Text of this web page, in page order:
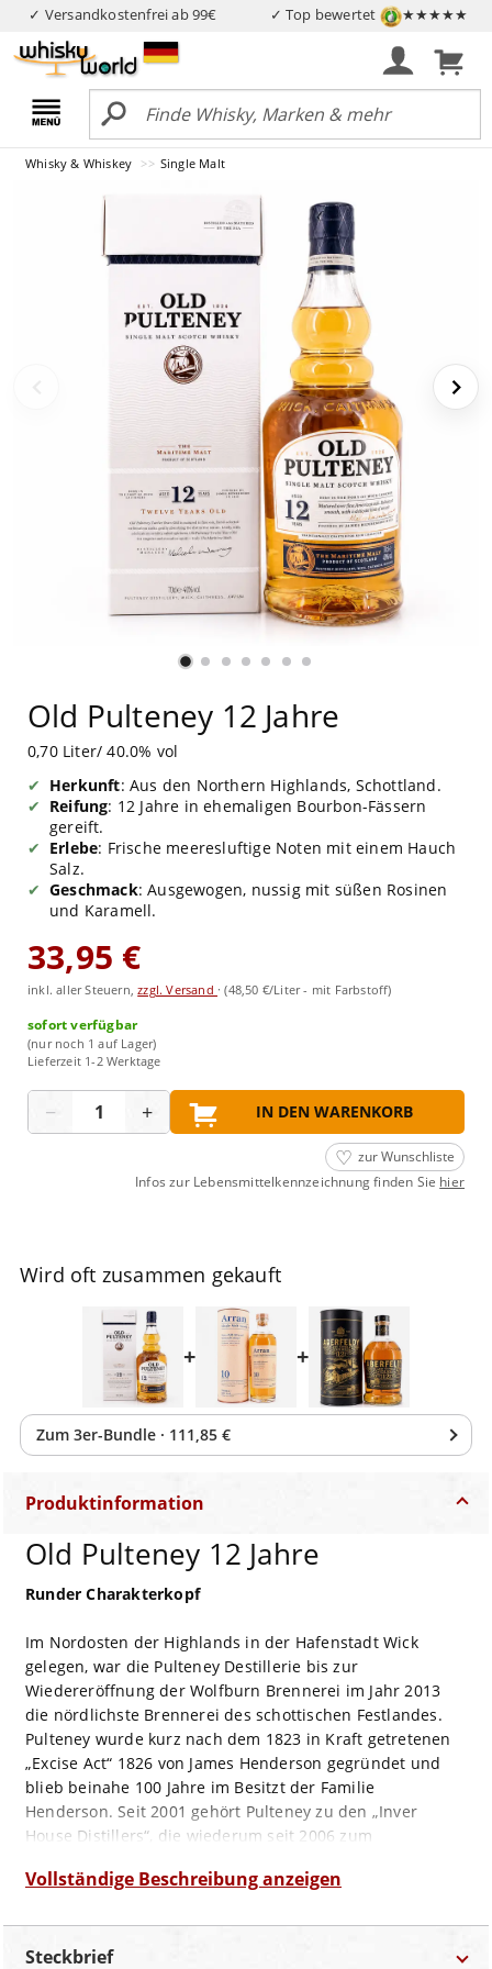
✓ Versandkostenfrei ab 99€ ✓ Top bewertet ★★★★★
Whisky & Whiskey Single Malt
Old Pulteney 12 Jahre
0,70 Liter/ 40.0% vol
Herkunft: Aus den Northern Highlands, Schottland.
Reifung: 12 Jahre in ehemaligen Bourbon-Fässern
gereift.
Erlebe: Frische meeresluftige Noten mit einem Hauch
Salz.
Geschmack: Ausgewogen, nussig mit süßen Rosinen
und Karamell.
33,95 €
inkl. aller Steuern,zzgl. Versand ·(48,50 €/Liter - mit Farbstoff)
sofort verfügbar
(nur noch 1 auf Lager)
Lieferzeit 1-2 Werktage
− + IN DEN WARENKORB
zur Wunschliste
Infos zur Lebensmittelkennzeichnung finden Sie hier
Wird oft zusammen gekauft
+ +
Zum 3er-Bundle · 111,85 €
Produktinformation
Old Pulteney 12 Jahre
Runder Charakterkopf
Im Nordosten der Highlands in der Hafenstadt Wick
gelegen, war die Pulteney Destillerie bis zur
Wiedereröffnung der Wolfburn Brennerei im Jahr 2013
die nördlichste Brennerei des schottischen Festlandes.
Pulteney wurde kurz nach dem 1823 in Kraft getretenen
„Excise Act“ 1826 von James Henderson gegründet und
blieb beinahe 100 Jahre im Besitzt der Familie
Henderson. Seit 2001 gehört Pulteney zu den „Inver
House Distillers“, die wiederum seit 2006 zum
Beverage Holdings“ gehören. Das Meiste des in Pulteney
verschiedene Blends, u.a. den „Ballantine’s“ oder den
„Glentalloch“.
Vollständige Beschreibung anzeigen
Steckbrief